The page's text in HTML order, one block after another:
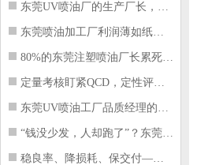
东莞UV喷油厂的生产厂长，到底在给工
东莞喷油加工厂利润薄如纸？这四项基本
80%的东莞注塑喷油厂长累死累活，利
定量考核盯紧QCD，定性评价看好配合
东莞UV喷油工厂品质经理的四项核心管
“钱没少发，人却跑了”？东莞注塑喷油
稳良率、降损耗、保交付——东莞这家U